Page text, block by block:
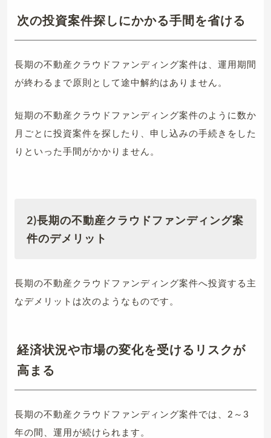
次の投資案件探しにかかる手間を省ける
長期の不動産クラウドファンディング案件は、運用期間
が終わるまで原則として途中解約はありません。
短期の不動産クラウドファンディング案件のように数か
月ごとに投資案件を探したり、申し込みの手続きをした
りといった手間がかかりません。
2)長期の不動産クラウドファンディング案
件のデメリット
長期の不動産クラウドファンディング案件へ投資する主
なデメリットは次のようなものです。
経済状況や市場の変化を受けるリスクが
高まる
長期の不動産クラウドファンディング案件では、2～3
年の間、運用が続けられます。